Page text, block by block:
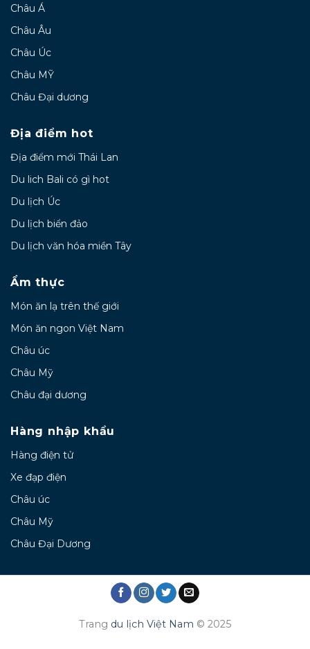
Châu Á
Châu Âu
Châu Úc
Châu MỸ
Châu Đại dương
Địa điểm hot
Địa điểm mới Thái Lan
Du lich Bali có gì hot
Du lịch Úc
Du lịch biển đảo
Du lịch văn hóa miền Tây
Ẩm thực
Món ăn lạ trên thế giới
Món ăn ngon Việt Nam
Châu úc
Châu Mỹ
Châu đại dương
Hàng nhập khẩu
Hàng điện tử
Xe đạp điện
Châu úc
Châu Mỹ
Châu Đại Dương
Trang du lịch Việt Nam © 2025